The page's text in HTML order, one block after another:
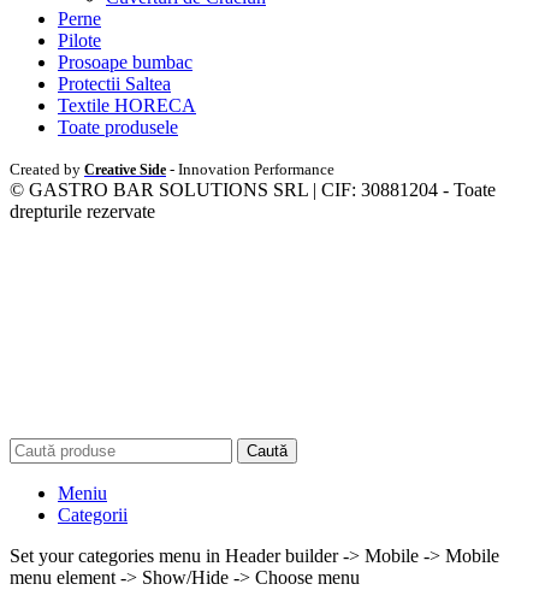
Perne
Pilote
Prosoape bumbac
Protectii Saltea
Textile HORECA
Toate produsele
Created by Creative Side - Innovation Performance
© GASTRO BAR SOLUTIONS SRL | CIF: 30881204 - Toate
drepturile rezervate
Caută
Meniu
Categorii
Set your categories menu in Header builder -> Mobile -> Mobile
menu element -> Show/Hide -> Choose menu